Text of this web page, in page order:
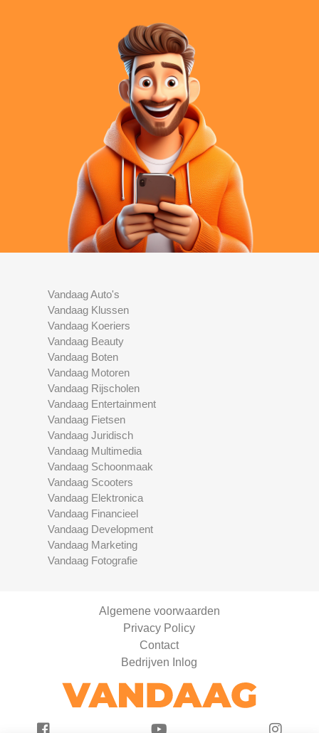
Vandaag Auto's
Vandaag Klussen
Vandaag Koeriers
Vandaag Beauty
Vandaag Boten
Vandaag Motoren
Vandaag Rijscholen
Vandaag Entertainment
Vandaag Fietsen
Vandaag Juridisch
Vandaag Multimedia
Vandaag Schoonmaak
Vandaag Scooters
Vandaag Elektronica
Vandaag Financieel
Vandaag Development
Vandaag Marketing
Vandaag Fotografie
Algemene voorwaarden
Privacy Policy
Contact
Bedrijven Inlog